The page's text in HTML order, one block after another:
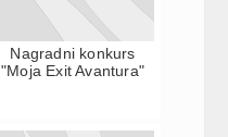
Nagradni konkurs
"Moja Exit Avantura"